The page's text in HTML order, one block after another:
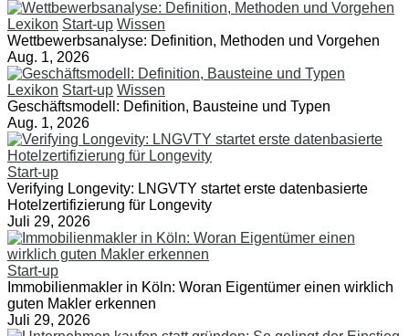
Lexikon Start-up Wissen
Wettbewerbsanalyse: Definition, Methoden und Vorgehen
Aug. 1, 2026
Lexikon Start-up Wissen
Geschäftsmodell: Definition, Bausteine und Typen
Aug. 1, 2026
Start-up
Verifying Longevity: LNGVTY startet erste datenbasierte
Hotelzertifizierung für Longevity
Juli 29, 2026
Start-up
Immobilienmakler in Köln: Woran Eigentümer einen wirklich
guten Makler erkennen
Juli 29, 2026